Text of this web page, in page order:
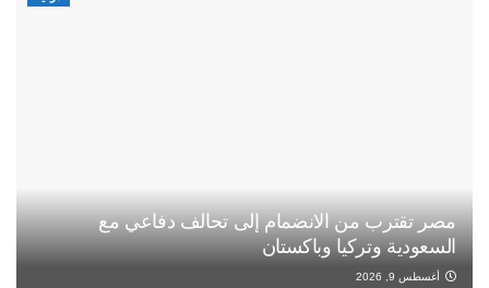
مصر تقترب من الانضمام إلى تحالف دفاعي مع
السعودية وتركيا وباكستان
أغسطس 9, 2026